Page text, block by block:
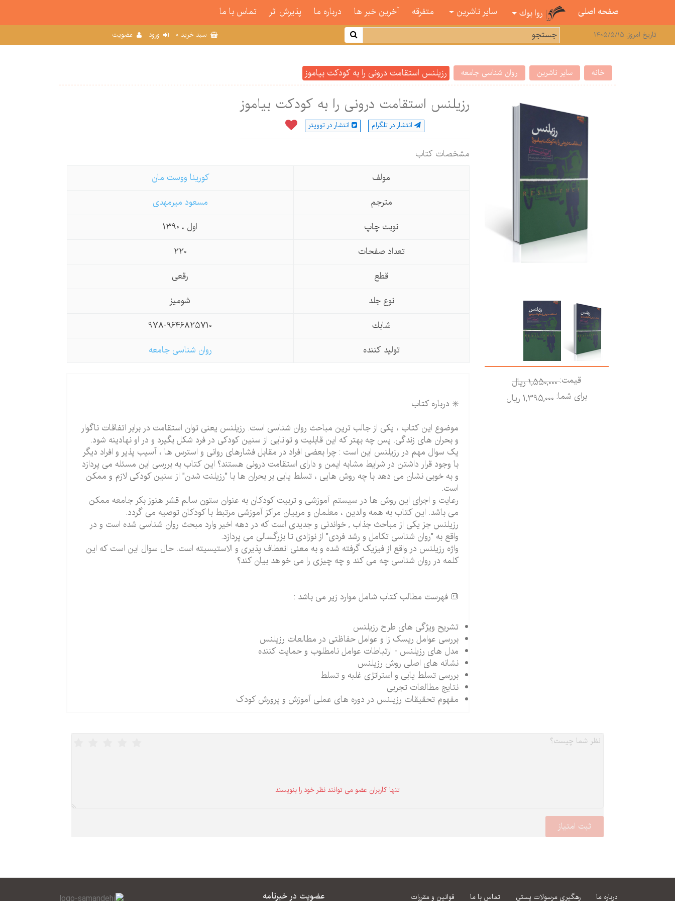
صفحه اصلی روا بوك سایر ناشرین متفرقه آخرین خبر ها درباره ما پذیرش اثر تماس با ما
تاریخ امروز: 1405/5/15 سبد خرید 0 ورود عضویت
خانه سایر ناشرین روان شناسی جامعه رزیلنس استقامت درونی را به کودکت بیاموز
قیمت:1,550,000 ريال
برای شما: 1,395,000 ريال
رزیلنس استقامت درونی را به کودکت بیاموز
انتشار در تلگرام انتشار در توویتر
مشخصات كتاب
مولف
کورینا ووست مان
مترجم
مسعود میرمهدی
نوبت چاپ
اول ، 1390
تعداد صفحات
220
قطع
رقعی
نوع جلد
شومیز
شابك
978-9646825710
تولید كننده
روان شناسی جامعه
✳️ درباره کتاب
موضوع این کتاب ، یکی از جالب ترین مباحث روان شناسی است. رزیلنس یعنی توان استقامت در برابر اتفاقات ناگوار
و بحران های زندگی. پس چه بهتر که این قابلیت و توانایی از سنین کودکی در فرد شکل بگیرد و در او نهادینه شود.
یک سوال مهم در رزیلنس این است : چرا بعضی افراد در مقابل فشارهای روانی و استرس ها ، آسیب پذیر و افراد دیگر
با وجود قرار داشتن در شرایط مشابه ایمن و دارای استقامت درونی هستند؟ این کتاب به بررسی این مسئله می پردازد
و به خوبی نشان می دهد با چه روش هایی ، تسلط یابی بر بحران ها با "رزیلنت شدن" از سنین کودکی لازم و ممکن
است.
رعایت و اجرای این روش ها در سیستم آموزشی و تربیت کودکان به عنوان ستون سالم قشر هنوز بکر جامعه ممکن
می باشد. این کتاب به همه والدین ، معلمان و مربیان مراکز آموزشی مرتبط با کودکان توصیه می گردد.
رزیلنس جز یکی از مباحث جذاب , خواندنی و جدیدی است که در دهه اخیر وارد مبحث روان شناسی شده است و در
واقع به "روان شناسی تکامل و رشد فردی" از نوزادی تا بزرگسالی می پردازد.
واژه رزیلنس در واقع از فیزیک گرفته شده و به معنی انعطاف پذیری و الاستیسیته است. حال سوال این است که این
کلمه در روان شناسی چه می کند و چه چیزی را می خواهد بیان کند؟
🔳 فهرست مطالب کتاب شامل موارد زیر می باشد :
تشریح ویژگی های طرح رزیلنس
بررسی عوامل ریسک زا و عوامل حفاظتی در مطالعات رزیلنس
مدل های رزیلنس - ارتباطات عوامل نامطلوب و حمایت کننده
نشانه های اصلی روش رزیلنس
بررسی تسلط یابی و استراتژی غلبه و تسلط
نتایج مطالعات تجربی
مفهوم تحقیقات رزیلنس در دوره های عملی آموزش و پرورش کودک
تنها كاربران عضو می توانند نظر خود را بنویسند
درباره ما رهگیری مرسولات پستی تماس با ما قوانین و مقررات عضویت در خبرنامه